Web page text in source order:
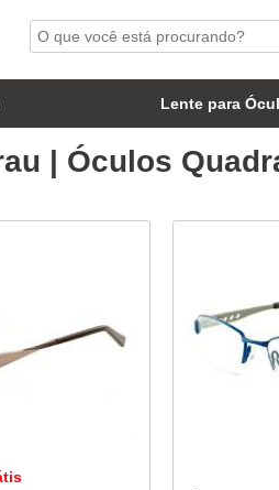
Lente para
| Óculos